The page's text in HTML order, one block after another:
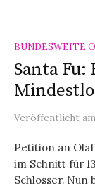
BUNDESWEITE
Santa
Veröffentlicht am
Petition an
im Schnitt für
Schlosser.